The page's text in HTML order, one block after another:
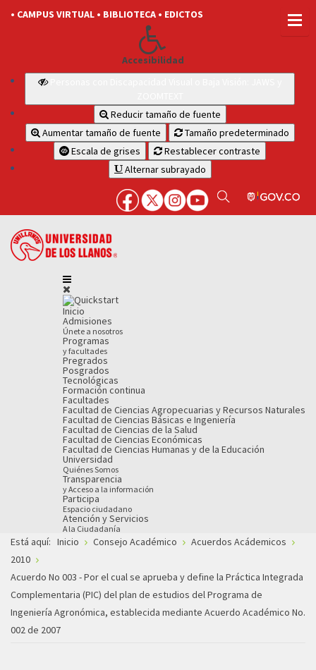
• CAMPUS VIRTUAL • BIBLIOTECA • EDICTOS
Accesibilidad
Reducir tamaño de fuente
Aumentar tamaño de fuente
Tamaño predeterminado
Escala de grises
Restablecer contraste
Alternar subrayado
Inicio
Admisiones
Únete a nosotros
Programas
y facultades
Pregrados
Posgrados
Tecnológicas
Formación continua
Facultades
Facultad de Ciencias Agropecuarias y Recursos Naturales
Facultad de Ciencias Básicas e Ingeniería
Facultad de Ciencias de la Salud
Facultad de Ciencias Económicas
Facultad de Ciencias Humanas y de la Educación
Universidad
Quiénes Somos
Transparencia
y Acceso a la información
Participa
Espacio ciudadano
Atención y Servicios
A la Ciudadanía
Está aquí: Inicio Consejo Académico
Acuerdos Acádemicos
2010
Acuerdo No 003 - Por el cual se aprueba y define la Práctica Integrada
Complementaria (PIC) del plan de estudios del Programa de
Ingeniería Agronómica, establecida mediante Acuerdo Académico No.
002 de 2007